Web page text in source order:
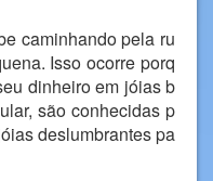
caminhando pela ru
Isso ocorre porq
dinheiro em jóias b
são conhecidas p
deslumbrantes pa